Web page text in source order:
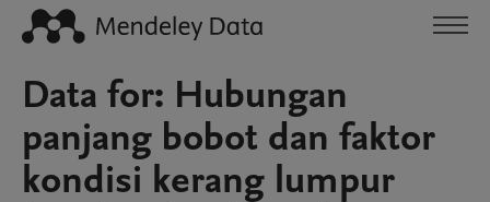
Data for: Hubungan
panjang bobot dan faktor
kondisi kerang lumpur